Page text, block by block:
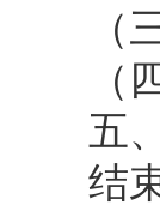
（
（
五
结